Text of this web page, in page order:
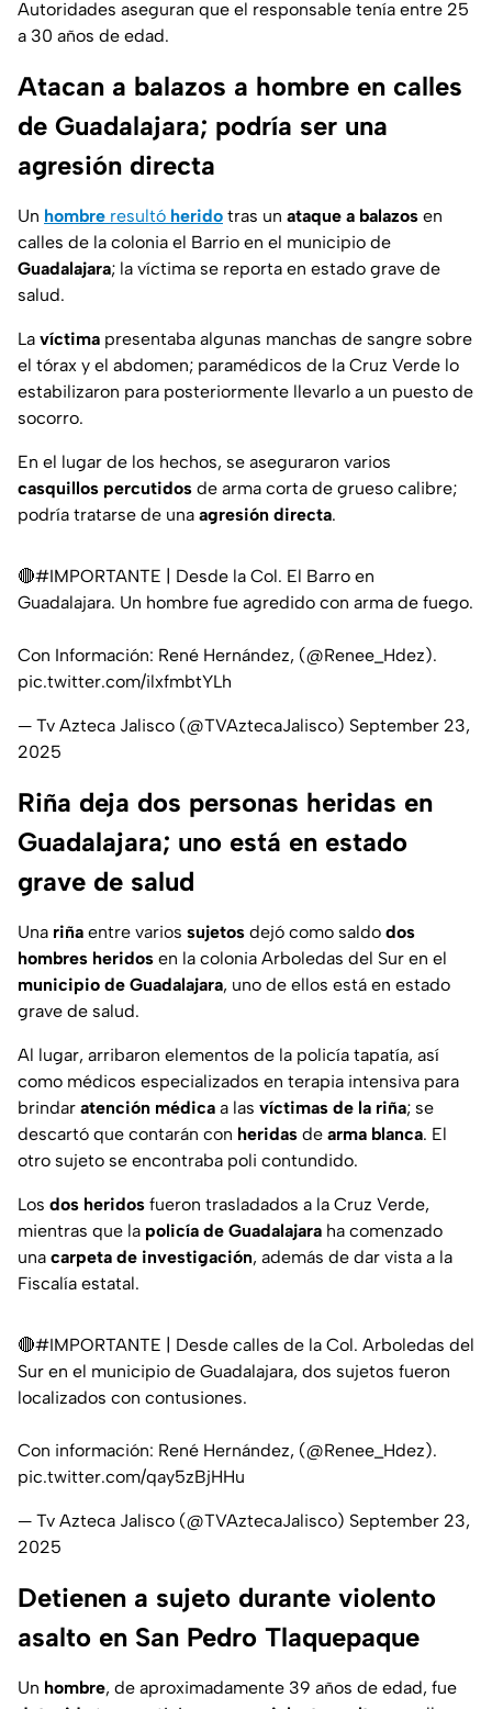
Autoridades aseguran que el responsable tenía entre 25
a 30 años de edad.
Atacan a balazos a hombre en calles
de Guadalajara; podría ser una
agresión directa
Un hombre resultó herido tras un ataque a balazos en
calles de la colonia el Barrio en el municipio de
Guadalajara; la víctima se reporta en estado grave de
salud.
La víctima presentaba algunas manchas de sangre sobre
el tórax y el abdomen; paramédicos de la Cruz Verde lo
estabilizaron para posteriormente llevarlo a un puesto de
socorro.
En el lugar de los hechos, se aseguraron varios
casquillos percutidos de arma corta de grueso calibre;
podría tratarse de una agresión directa.
🔴#IMPORTANTE | Desde la Col. El Barro en
Guadalajara. Un hombre fue agredido con arma de fuego.
Con Información: René Hernández, (@Renee_Hdez).
pic.twitter.com/ilxfmbtYLh
— Tv Azteca Jalisco (@TVAztecaJalisco) September 23,
2025
Riña deja dos personas heridas en
Guadalajara; uno está en estado
grave de salud
Una riña entre varios sujetos dejó como saldo dos
hombres heridos en la colonia Arboledas del Sur en el
municipio de Guadalajara, uno de ellos está en estado
grave de salud.
Al lugar, arribaron elementos de la policía tapatía, así
como médicos especializados en terapia intensiva para
brindar atención médica a las víctimas de la riña; se
descartó que contarán con heridas de arma blanca. El
otro sujeto se encontraba poli contundido.
Los dos heridos fueron trasladados a la Cruz Verde,
mientras que la policía de Guadalajara ha comenzado
una carpeta de investigación, además de dar vista a la
Fiscalía estatal.
🔴#IMPORTANTE | Desde calles de la Col. Arboledas del
Sur en el municipio de Guadalajara, dos sujetos fueron
localizados con contusiones.
Con información: René Hernández, (@Renee_Hdez).
pic.twitter.com/qay5zBjHHu
— Tv Azteca Jalisco (@TVAztecaJalisco) September 23,
2025
Detienen a sujeto durante violento
asalto en San Pedro Tlaquepaque
Un hombre, de aproximadamente 39 años de edad, fue